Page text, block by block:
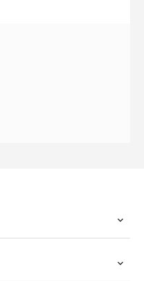
tkanina velvet / stal